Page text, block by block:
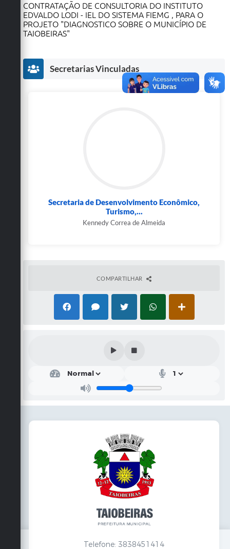
Links
Telefones Úteis
Sala M. do Empreendedor
CONTRATAÇÃO DE CONSULTORIA DO INSTITUTO
EDVALDO LODI - IEL DO SISTEMA FIEMG , PARA O
PROJETO "DIAGNOSTICO SOBRE O MUNICÍPIO DE
TAIOBEIRAS"
Secretarias Vinculadas
Secretaria de Desenvolvimento Econômico,
Turismo,...
Kennedy Correa de Almeida
COMPARTILHAR
Telefone: 3838451414